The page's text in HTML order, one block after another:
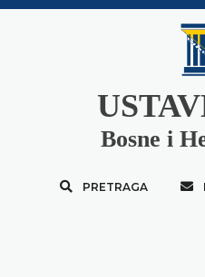
Bosne i
PRETRAGA